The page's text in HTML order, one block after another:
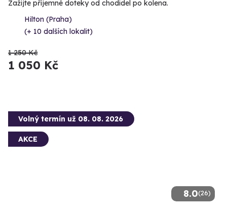
Zažijte příjemné doteky od chodidel po kolena.
Hilton (Praha)
(+ 10 dalších lokalit)
1 250 Kč
1 050 Kč
8.0(26)
Volný termín už 08. 08. 2026
AKCE